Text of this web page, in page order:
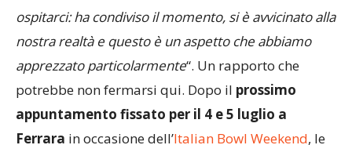
nostra realtà e questo è un aspetto che abbiamo
apprezzato particolarmente“. Un rapporto che
potrebbe non fermarsi qui. Dopo ilprossimo
appuntamento fissato per il 4 e 5 luglio a
Ferrarain occasione dell’Italian Bowl Weekend
Nazionali torneranno infatti al lavoro l’1 e 2 agosto